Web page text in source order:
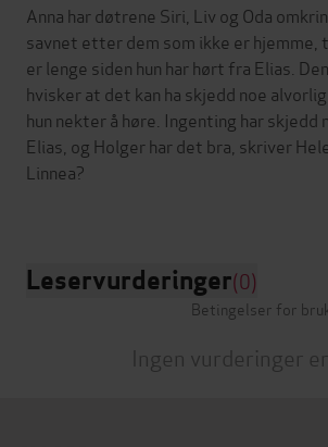
Anna har døtrene Siri, Liv og Oda
savnet etter dem som ikke er hjemme,
er lenge siden hun har hørt fra Elias.
hvisker at det kan ha skjedd noe
hun nekter å høre. Ingenting har skjedd
Elias, og Holger har det bra, skriver
Linnea?
Leservurderinger(0)
Betingelser for
Ingen vurderinger